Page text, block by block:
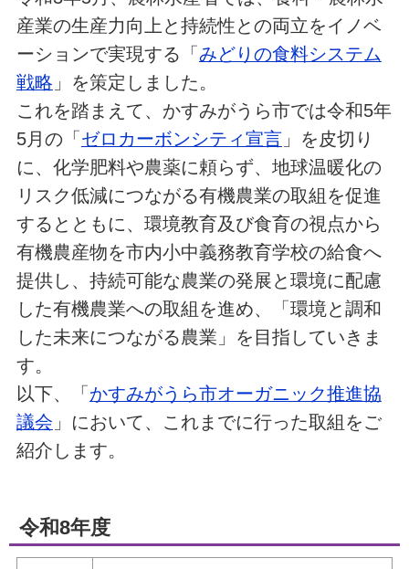
産業の生産力向上と持続性との両立をイノベ
ーションで実現する「 みどりの食料システム
戦略 」を策定しました。
これを踏まえて、かすみがうら市では令和5年
5月の「 ゼロカーボンシティ宣言」を皮切り
に、化学肥料や農薬に頼らず、地球温暖化の
リスク低減につながる有機農業の取組を促進
するとともに、環境教育及び食育の視点から
有機農産物を市内小中義務教育学校の給食へ
提供し、持続可能な農業の発展と環境に配慮
した有機農業への取組を進め、「環境と調和
した未来につながる農業」を目指していきま
す。
以下、「 かすみがうら市オーガニック推進協
議会 」において、これまでに行った取組をご
紹介します。
令和8年度